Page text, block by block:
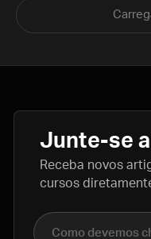
Junte-se
Receba novos
cursos
Nome completo